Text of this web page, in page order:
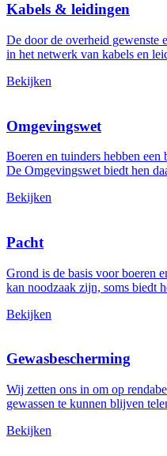
Kabels & leidingen
De door de overheid gewenste
in het netwerk van kabels en
Bekijken
Omgevingswet
Boeren en tuinders hebben
De Omgevingswet biedt hen
Bekijken
Pacht
Grond is de basis voor boeren
kan noodzaak zijn, soms biedt
Bekijken
Gewasbescherming
Wij zetten ons in om op
gewassen te kunnen blijven
Bekijken